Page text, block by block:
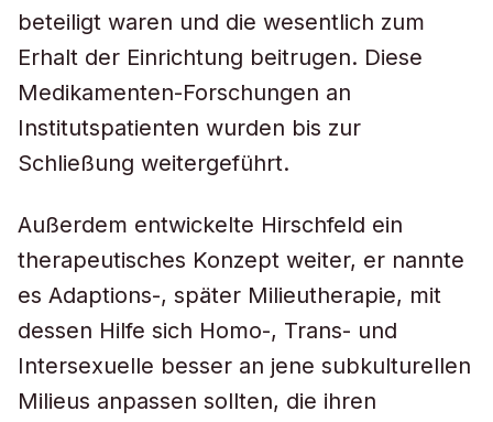
beteiligt waren und die wesentlich zum
Erhalt der Einrichtung beitrugen. Diese
Medikamenten-Forschungen an
Institutspatienten wurden bis zur
Schließung weitergeführt.
Außerdem entwickelte Hirschfeld ein
therapeutisches Konzept weiter, er nannte
es Adaptions-, später Milieutherapie, mit
dessen Hilfe sich Homo-, Trans- und
Intersexuelle besser an jene subkulturellen
Milieus anpassen sollten, die ihren